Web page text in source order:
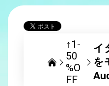
↑1-
50
%O
FF
イ
を